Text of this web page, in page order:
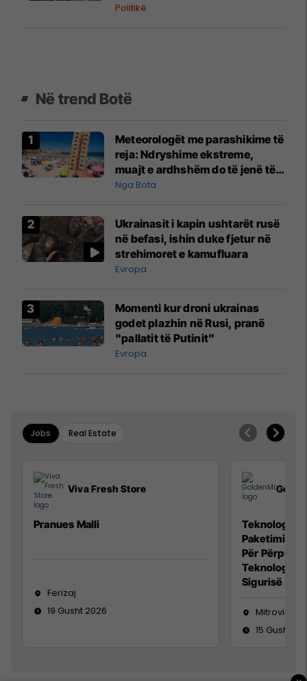
Politikë
Në trend Botë
Meteorologët me parashikime të
reja: Ndryshime ekstreme,
muajt e ardhshëm do të jenë të
pazakontë
Nga Bota
Ukrainasit i kapin ushtarët rusë
në befasi, ishin duke fjetur në
strehimoret e kamufluara
Evropa
Momenti kur droni ukrainas
godet plazhin në Rusi, pranë
"pallatit të Putinit"
Evropa
Jobs Real Estate
Viva Fresh Store
Pranues Malli
Ferizaj
19 Gusht 2026
Teknolog/e
Paketimin e
Për
Teknolog/e
Sigurisë së
Mitrovicë
15 Gusht